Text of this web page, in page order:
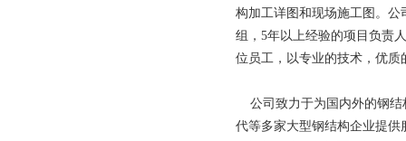
构加工详图和现场施工图。公
组，5年以上经验的项目负责
位员工，以专业的技术，优
公司致力于为国内外的钢结
代等多家大型钢结构企业提